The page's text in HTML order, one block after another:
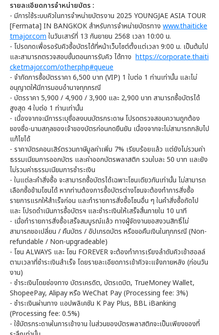
รายละเอียดการจำหน่ายบัตร :
- มีการใช้ระบบคิวในการจำหน่ายบัตรงาน 2025 YOUNGJAE ASIA TOUR
[Fermata] IN BANGKOK สำหรับการจำหน่ายบัตรทาง www.thaiticke
tmajor.com ในวันเสาร์ที่ 13 กันยายน 2568 เวลา 10:00 น.
- โปรดกดเพื่อรอรับคิวซื้อบัตรได้ที่หน้าเว็บไซต์ตั้งแต่เวลา 9:00 น. เป็นต้นไป
และสามารถตรวจสอบขั้นตอนการรับคิว ได้ทาง https://corporate.thaiti
cketmajor.com/other.php#queue
- จำกัดการซื้อบัตรราคา 6,500 บาท (VIP) 1 ใบต่อ 1 ท่านเท่านั้น และไม่
อนุญาตให้มีการมอบอำนาจทุกกรณี
- บัตรราคา 5,900 / 4,900 / 3,900 และ 2,900 บาท สามารถซื้อบัตรได้
สูงสุด 4 ใบต่อ 1 ท่านเท่านั้น
- เนื่องจากจะมีการระบุชื่อลงบนบัตรกระดาษ โปรดตรวจสอบความถูกต้อง
ของชื่อ-นามสกุลของเจ้าของบัตรก่อนกดยืนยัน เนื่องจากจะไม่สามารถกลับไป
แก้ไขได้
- ราคาบัตรคอนเสิร์ตรวมภาษีมูลค่าเพิ่ม 7% เรียบร้อยแล้ว แต่ยังไม่รวมค่า
ธรรมเนียมการออกบัตร และค่าออกบัตรพลาสติก รวมใบละ 50 บาท และยัง
ไม่รวมค่าธรรมเนียมการชำระเงิน
- ในแต่ละคำสั่งซื้อ จะสามารถซื้อบัตรได้เฉพาะโซนเดียวกันเท่านั้น ไม่สามารถ
เลือกซื้อข้ามโซนได้ หากท่านต้องการซื้อบัตรต่างโซนจะต้องทำการสั่งซื้อ
รายการแรกให้สำเร็จก่อน และทำรายการสั่งซื้อโซนอื่น ๆ ในคำสั่งซื้อถัดไป
และ โปรดดำเนินการซื้อบัตรฯ และชำระเงินให้เสร็จสิ้นภายใน 10 นาที
- เมื่อทำรายการสั่งซื้อเสร็จสมบูรณ์แล้ว ทางผู้จัดงานขอสงวนสิทธิ์ไม่
สามารถขอเปลี่ยน / คืนบัตร / อัปเกรดบัตร หรือขอคืนเงินในทุกกรณี (Non-
refundable / Non-upgradeable)
- โซน ALWAYS และ โซน FOREVER จะต้องทำการเรียงลำดับคิวเข้าฮอลล์
ตามเวลาที่ชำระเงินสำเร็จ โดยรายละเอียดการเข้าคิวจะแจ้งภายหลัง (ก่อนวัน
งาน)
- ชำระเงินโดยช่องทาง บัตรเครดิต, บัตรเดบิต, TrueMoney Wallet,
ShopeePay, Alipay หรือ WeChat Pay (Processing fee: 3%)
- ชำระเงินผ่านทาง แอปพลิเคชัน K Pay Plus, BBL iBanking
(Processing fee: 0.5%)
- ใช้บัตรกระดาษในการเข้างาน ในส่วนของบัตรพลาสติกจะเป็นเพียงของที่